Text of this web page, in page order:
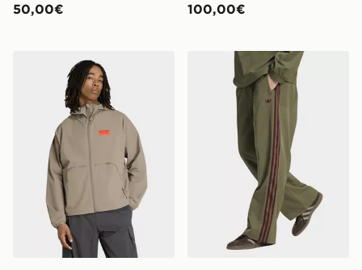
50,00€ 100,00€
adidas RAFFINATA GIACCA IN TELA TEAM AUDI
adidas Pantaloni Da